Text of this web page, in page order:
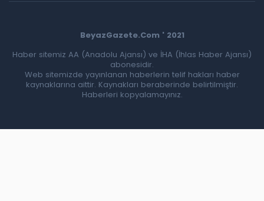
BeyazGazete.Com ' 2021
Haber sitemiz AA (Anadolu Ajansı) ve İHA (İhlas Haber Ajansı)
abonesidir.
Web sitemizde yayınlanan haberlerin telif hakları haber
kaynaklarına aittir. Kaynakları beraberinde belirtilmiştir.
Haberleri kopyalamayınız.